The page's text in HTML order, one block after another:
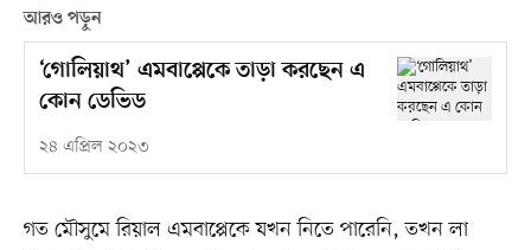
আরও পড়ুন
‘গোলিয়াথ’ এমবাপ্পেকে তাড়া করছেন এ
কোন ডেভিড
২৪ এপ্রিল ২০২৩
গত মৌসুমে রিয়াল এমবাপ্পেকে যখন নিতে পারেনি, তখন লা